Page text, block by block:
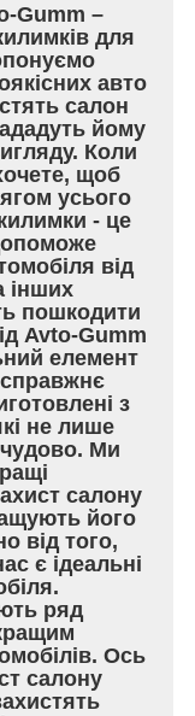
Gumm –
для
авто
салон
йому
Коли
щоб
усього
- це
від
інших
пошкодити
Avto-Gumm
елемент
з
не лише
чудово. Ми
салону
його
від того,
є ідеальні
ряд
Ось
салону